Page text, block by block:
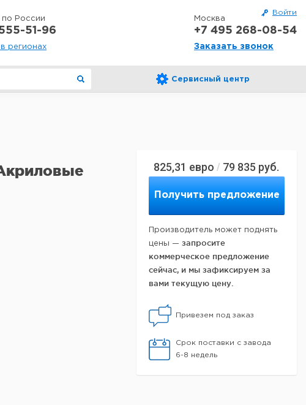
Войти
по России
51-96
регионах
Москва
+7 495 268-08-54
Заказать звонок
Сервисный центр
825,31 евро / 79 835 руб.
Получить предложение
Производитель может поднять
цены — запросите
коммерческое предложение
сейчас, и мы зафиксируем за
вами текущую цену.
Привезем под заказ
Срок поставки с завода
6-8 недель